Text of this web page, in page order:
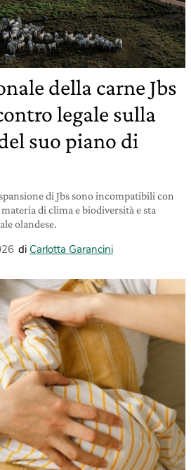
della carne Jbs
legale sulla
suo piano di
di Jbs sono incompatibili con
di clima e biodiversità e sta
olandese.
di Carlotta Garancini